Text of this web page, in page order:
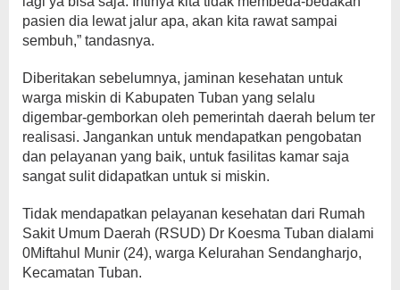
pasien dia lewat jalur apa, akan kita rawat sampai
sembuh,” tandasnya.
Diberitakan sebelumnya, jaminan kesehatan untuk
warga miskin di Kabupaten Tuban yang selalu
digembar-gemborkan oleh pemerintah daerah belum ter
realisasi. Jangankan untuk mendapatkan pengobatan
dan pelayanan yang baik, untuk fasilitas kamar saja
sangat sulit didapatkan untuk si miskin.
Tidak mendapatkan pelayanan kesehatan dari Rumah
Sakit Umum Daerah (RSUD) Dr Koesma Tuban dialami
0Miftahul Munir (24), warga Kelurahan Sendangharjo,
Kecamatan Tuban.